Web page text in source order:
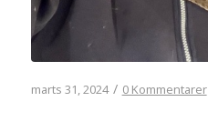
marts 31, 2024 / 0 Kommentarer